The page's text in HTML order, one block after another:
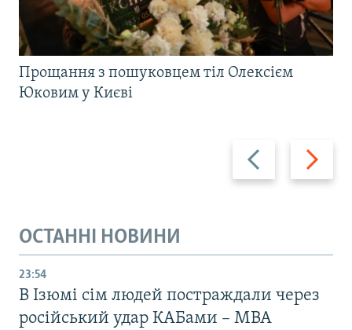
Назад Вперед
Прощання з пошуковцем тіл Олексієм
Юковим у Києві
ОСТАННІ НОВИНИ
23:54
В Ізюмі сім людей постраждали через
російський удар КАБами – МВА